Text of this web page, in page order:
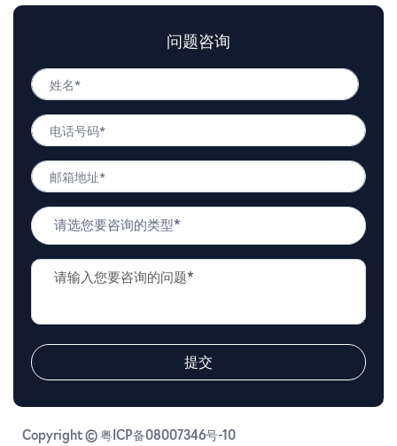
问题咨询
姓
名
号
*
地
提交
Copyright © 粤ICP备08007346号-10